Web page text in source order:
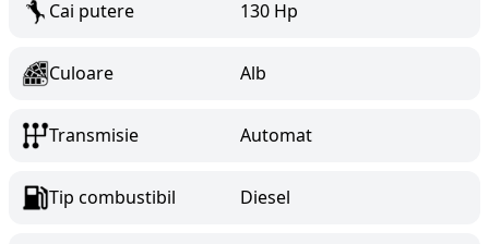
Cai putere 130 Hp
Culoare Alb
Transmisie Automat
Tip combustibil Diesel